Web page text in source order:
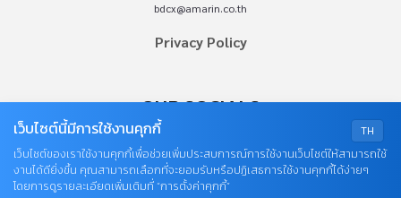
bdcx@amarin.co.th
Privacy Policy
OUR SOCIALS
TH
เว็บไซต์นี้มีการใช้งานคุกกี้
เว็บไซต์ของเราใช้งานคุกกี้เพื่อช่วยเพิ่มประสบการณ์การใช้งานเว็บไซต์ให้สามารถใช้
งานได้ดียิ่งขึ้น คุณสามารถเลือกที่จะยอมรับหรือปฏิเสธการใช้งานคุกกี้ได้ง่ายๆ
โดยการดูรายละเอียดเพิ่มเติมที่ “การตั้งค่าคุกกี้”